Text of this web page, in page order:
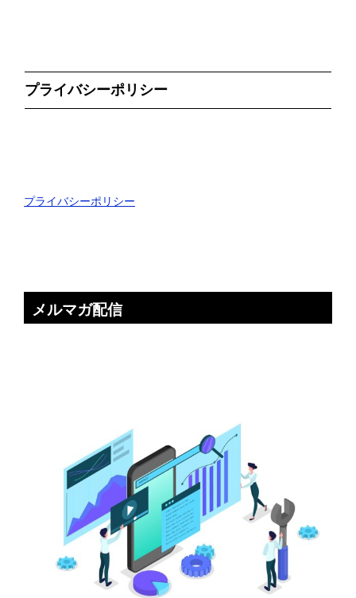
プライバシーポリシー
プライバシーポリシー
メルマガ配信